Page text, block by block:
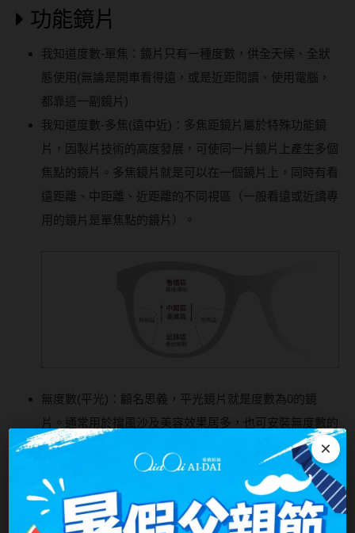
清潔專用
硬式專用藥水
泡沫洗鏡液
功能鏡片
我知道度數-單焦：鏡片只有一種度數，供全天候、全狀
態使用(無論是開車看得遠，或是近距閱讀、使用電腦，
都靠這一副鏡片)
我知道度數-多焦(遠中近)：多焦距鏡片屬於特殊功能鏡
片，因製片技術的高度發展，可使同一片鏡片上產生多個
焦點的鏡片。多焦鏡片就是可以在一個鏡片上，同時有看
遠距離、中距離、近距離的不同視區（一般看遠或近讀專
用的鏡片是單焦點的鏡片）。
無度數(平光)：顧名思義，平光鏡片就是度數為0的鏡
片。通常用於擋風沙及美容效果居多，也可安裝無度數的
抗UV的平光鏡片，在戶外進行活動時，保護雙眼。
我要驗光-單焦：當您不知道您目前的雙眼度數(近視、遠
視)，或不清楚其他的雙眼數據(如散光、老花等)，可以選
擇本選項。愛戴提供實體門市驗光，全省超過70家門市可
×